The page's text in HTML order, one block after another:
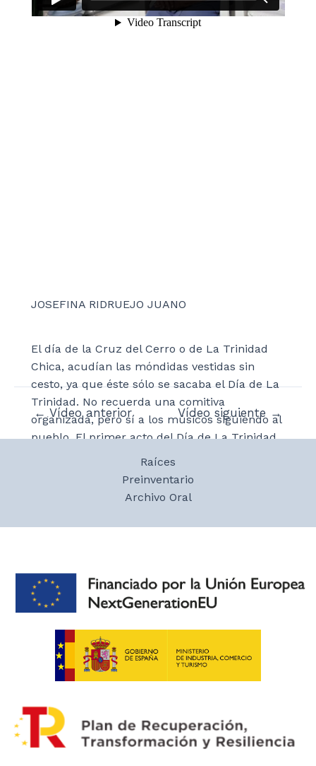
JOSEFINA RIDRUEJO JUANO
El día de la Cruz del Cerro o de La Trinidad
Chica, acudían las móndidas vestidas sin
cesto, ya que éste sólo se sacaba el Día de La
Trinidad. No recuerda una comitiva
organizada, pero sí a los músicos siguiendo al
pueblo. El primer acto del Día de La Trinidad
Chica, que era lunes, era acudir a la Cruz del
Cerro, con asistencia obligatoria bajo pena de
multa. En la Cruz del Cerro se hacía una
Tras la iglesia, al ser lunes, quienes tenían
podía descansar se iba con los músicos a la
plaza del pueblo. Al mayordomo de la
Hermandad había que invitarlo a comer y, de
la misma manera que había un sorteo para
las mozas de móndidas, había otro para el
mayordomo. La preparación de las cuartetas
se hacía en la escuela los días previos, donde
mujer encargada y, las demás ayudando. Para
desvestir a las mozas, se hacía un
Navegación
← Vídeo anterior Vídeo siguiente →
Raíces
Preinventario
Archivo Oral